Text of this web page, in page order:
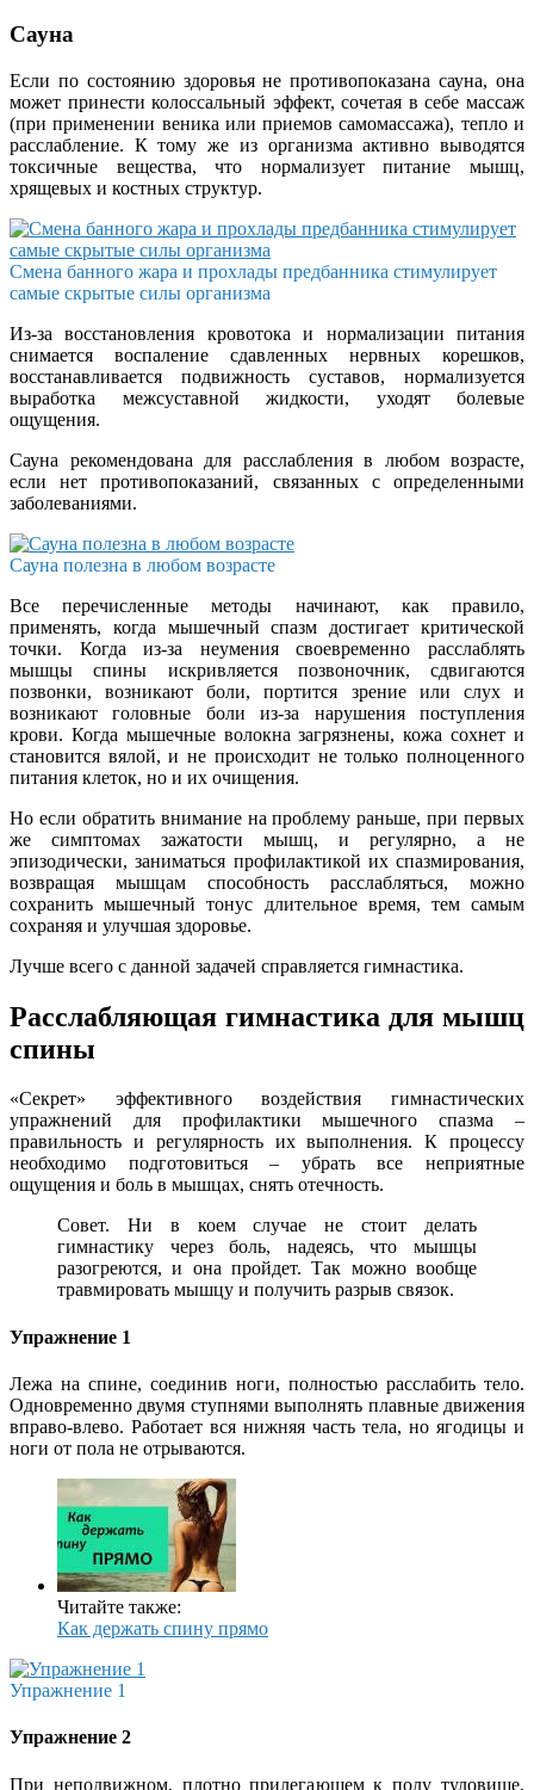
Сауна
Если по состоянию здоровья не противопоказана сауна, она
может принести колоссальный эффект, сочетая в себе массаж
(при применении веника или приемов самомассажа), тепло и
расслабление. К тому же из организма активно выводятся
токсичные вещества, что нормализует питание мышц,
хрящевых и костных структур.
Смена банного жара и прохлады предбанника стимулирует
самые скрытые силы организма
Из-за восстановления кровотока и нормализации питания
снимается воспаление сдавленных нервных корешков,
восстанавливается подвижность суставов, нормализуется
выработка межсуставной жидкости, уходят болевые
ощущения.
Сауна рекомендована для расслабления в любом возрасте,
если нет противопоказаний, связанных с определенными
заболеваниями.
Сауна полезна в любом возрасте
Все перечисленные методы начинают, как правило,
применять, когда мышечный спазм достигает критической
точки. Когда из-за неумения своевременно расслаблять
мышцы спины искривляется позвоночник, сдвигаются
позвонки, возникают боли, портится зрение или слух и
возникают головные боли из-за нарушения поступления
крови. Когда мышечные волокна загрязнены, кожа сохнет и
становится вялой, и не происходит не только полноценного
питания клеток, но и их очищения.
Но если обратить внимание на проблему раньше, при первых
же симптомах зажатости мышц, и регулярно, а не
эпизодически, заниматься профилактикой их спазмирования,
возвращая мышцам способность расслабляться, можно
сохранить мышечный тонус длительное время, тем самым
сохраняя и улучшая здоровье.
Лучше всего с данной задачей справляется гимнастика.
Расслабляющая гимнастика для мышц
спины
«Секрет» эффективного воздействия гимнастических
упражнений для профилактики мышечного спазма –
правильность и регулярность их выполнения. К процессу
необходимо подготовиться – убрать все неприятные
ощущения и боль в мышцах, снять отечность.
Совет. Ни в коем случае не стоит делать
гимнастику через боль, надеясь, что мышцы
разогреются, и она пройдет. Так можно вообще
травмировать мышцу и получить разрыв связок.
Упражнение 1
Лежа на спине, соединив ноги, полностью расслабить тело.
Одновременно двумя ступнями выполнять плавные движения
вправо-влево. Работает вся нижняя часть тела, но ягодицы и
ноги от пола не отрываются.
Читайте также:
Как держать спину прямо
Упражнение 1
Упражнение 2
При неподвижном, плотно прилегающем к полу туловище,